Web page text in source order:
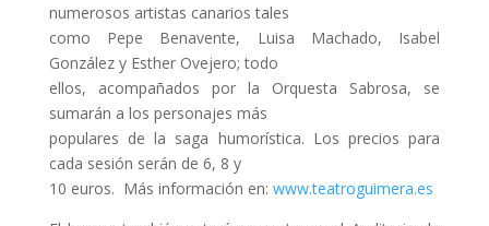
numerosos artistas canarios tales
como Pepe Benavente, Luisa Machado, Isabel
González y Esther Ovejero; todo
ellos, acompañados por la Orquesta Sabrosa, se
sumarán a los personajes más
populares de la saga humorística. Los precios para
cada sesión serán de 6, 8 y
10 euros. Más información en: www.teatroguimera.es